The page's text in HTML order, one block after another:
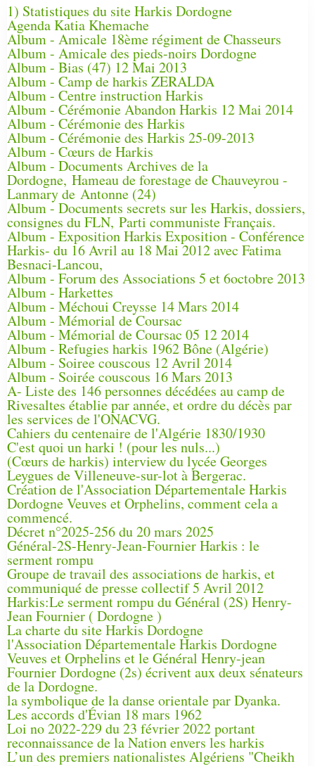
1) Statistiques du site Harkis Dordogne
Agenda Katia Khemache
Album - Amicale 18ème régiment de Chasseurs
Album - Amicale des pieds-noirs Dordogne
Album - Bias (47) 12 Mai 2013
Album - Camp de harkis ZERALDA
Album - Centre instruction Harkis
Album - Cérémonie Abandon Harkis 12 Mai 2014
Album - Cérémonie des Harkis
Album - Cérémonie des Harkis 25-09-2013
Album - Cœurs de Harkis
Album - Documents Archives de la
Dordogne, Hameau de forestage de Chauveyrou -
Lanmary de Antonne (24)
Album - Documents secrets sur les Harkis, dossiers,
consignes du FLN, Parti communiste Français.
Album - Exposition Harkis Exposition - Conférence
Harkis- du 16 Avril au 18 Mai 2012 avec Fatima
Besnaci-Lancou,
Album - Forum des Associations 5 et 6octobre 2013
Album - Harkettes
Album - Méchoui Creysse 14 Mars 2014
Album - Mémorial de Coursac
Album - Mémorial de Coursac 05 12 2014
Album - Refugies harkis 1962 Bône (Algérie)
Album - Soiree couscous 12 Avril 2014
Album - Soirée couscous 16 Mars 2013
A- Liste des 146 personnes décédées au camp de
Rivesaltes établie par année, et ordre du décès par
les services de l'ONACVG.
Cahiers du centenaire de l'Algérie 1830/1930
C'est quoi un harki ! (pour les nuls...)
(Cœurs de harkis) interview du lycée Georges
Leygues de Villeneuve-sur-lot à Bergerac.
Création de l'Association Départementale Harkis
Dordogne Veuves et Orphelins, comment cela a
commencé.
Décret n°2025-256 du 20 mars 2025
Général-2S-Henry-Jean-Fournier Harkis : le
serment rompu
Groupe de travail des associations de harkis, et
communiqué de presse collectif 5 Avril 2012
Harkis:Le serment rompu du Général (2S) Henry-
Jean Fournier ( Dordogne )
La charte du site Harkis Dordogne
l'Association Départementale Harkis Dordogne
Veuves et Orphelins et le Général Henry-jean
Fournier Dordogne (2s) écrivent aux deux sénateurs
de la Dordogne.
la symbolique de la danse orientale par Dyanka.
Les accords d'Évian 18 mars 1962
Loi no 2022-229 du 23 février 2022 portant
reconnaissance de la Nation envers les harkis
L’un des premiers nationalistes Algériens "Cheikh